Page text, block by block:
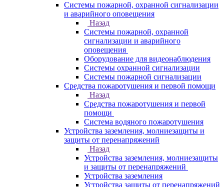
Системы пожарной, охранной сигнализации
и аварийного оповещения
Назад
Системы пожарной, охранной
сигнализации и аварийного
оповещения
Оборудование для видеонаблюдения
Системы охранной сигнализации
Системы пожарной сигнализации
Средства пожаротушения и первой помощи
Назад
Средства пожаротушения и первой
помощи
Система водяного пожаротушения
Устройства заземления, молниезащиты и
защиты от перенапряжений
Назад
Устройства заземления, молниезащиты
и защиты от перенапряжений
Устройства заземления
Устройства защиты от перенапряжений